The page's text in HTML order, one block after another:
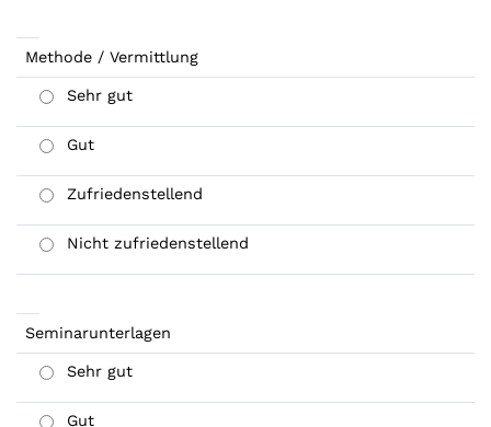
Methode / Vermittlung
Sehr gut
Gut
Zufriedenstellend
Nicht zufriedenstellend
Seminarunterlagen
Sehr gut
Gut